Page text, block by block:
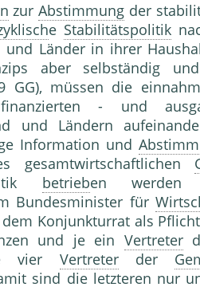
zurAbstimmung der
e Stabilitätspolitik
Länder in ihrer
aber selbständig
GG), müssen die
- und
und Ländern
Information und
gesamtwirtschaftlichen
betrieben werden
Bundesminister für
Konjunkturrat als
und je ein Vertreter
vier Vertreterder
sind die letzteren nur